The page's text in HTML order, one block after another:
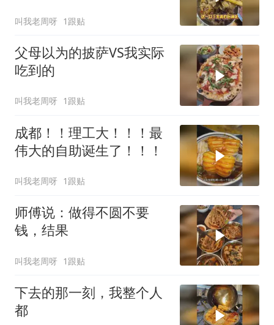
叫我老周呀 1跟贴
父母以为的披萨VS我实际
吃到的
叫我老周呀 1跟贴
成都！！理工大！！！最
伟大的自助诞生了！！！
叫我老周呀 1跟贴
师傅说：做得不圆不要
钱，结果
叫我老周呀 1跟贴
下去的那一刻，我整个人
都